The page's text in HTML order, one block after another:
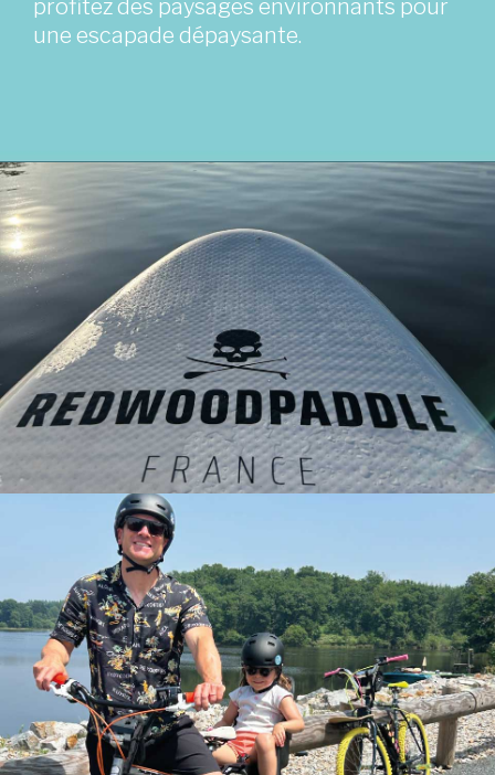
profitez des paysages environnants pour
une escapade dépaysante.